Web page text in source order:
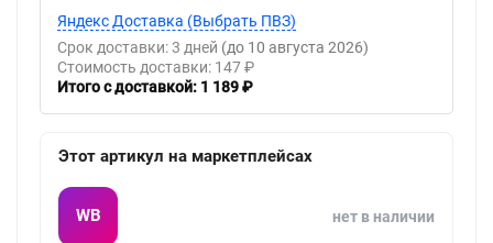
Яндекс Доставка (Выбрать ПВЗ)
Срок доставки: 3 дней (до 10 августа 2026)
Стоимость доставки: 147 ₽
Итого с доставкой: 1 189 ₽
Этот артикул на маркетплейсах
WB нет в наличии